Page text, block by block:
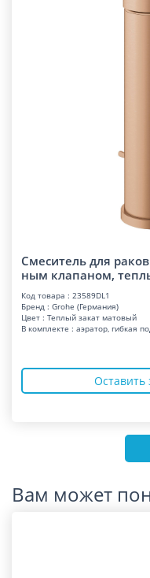
Смеситель для
ным клапаном,
Код товара : 23589DL1
Бренд : Grohe (Германия)
Цвет : Теплый закат матовый
В комплекте : аэратор, гибкая
Оставить
Вам может